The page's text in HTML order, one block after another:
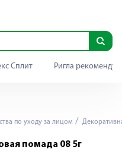
Сплит Ригла
по уходу за лицом
помада 08 5г